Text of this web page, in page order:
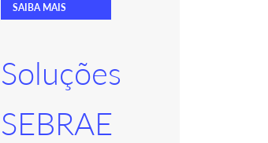
SAIBA MAIS
Soluções
SEBRAE